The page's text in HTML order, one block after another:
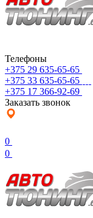
Телефоны
+375 29 635-65-65
+375 33 635-65-65
+375 17 366-92-69
Заказать звонок
0
0